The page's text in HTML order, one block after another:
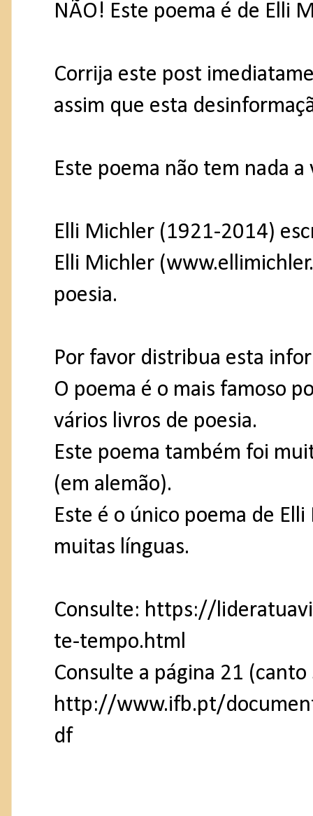
NÃO! Este poema é de Elli
Corrija este post
assim que esta
Este poema não tem nada a
Elli Michler (1921-2014)
Elli Michler
poesia.
Por favor distribua esta
O poema é o mais famoso
vários livros de poesia.
Este poema também foi
(em alemão).
Este é o único poema de
muitas línguas.
Consulte: https://
te-tempo.html
Consulte a página 21
http://www.ifb.pt/
df